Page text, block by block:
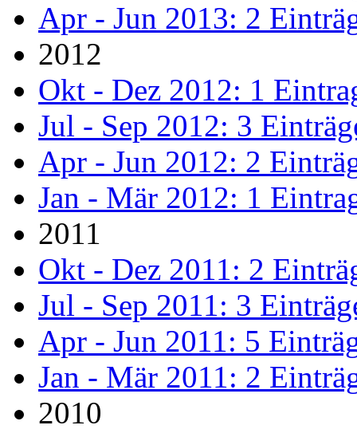
Apr - Jun 2013: 2
2012
Okt - Dez 2012: 1
Jul - Sep 2012: 3
Apr - Jun 2012: 2
Jan - Mär 2012: 1
2011
Okt - Dez 2011: 2
Jul - Sep 2011: 3
Apr - Jun 2011: 5
Jan - Mär 2011: 2
2010